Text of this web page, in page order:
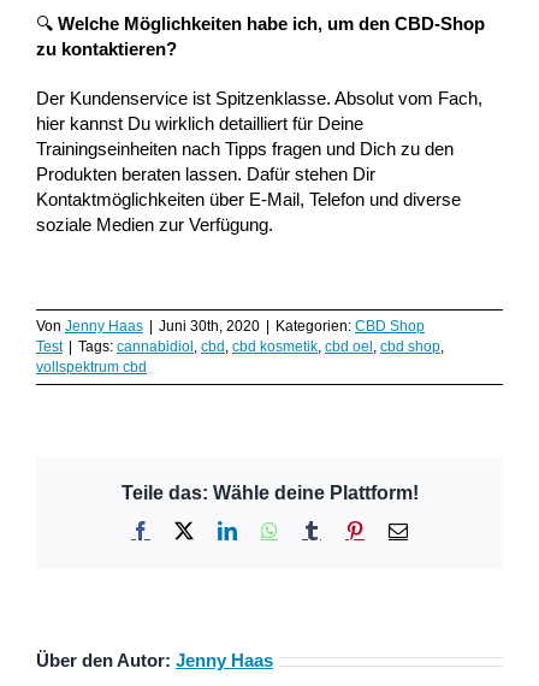
🔍 Welche Möglichkeiten habe ich, um den CBD-Shop
zu kontaktieren?
Der Kundenservice ist Spitzenklasse. Absolut vom Fach,
hier kannst Du wirklich detailliert für Deine
Trainingseinheiten nach Tipps fragen und Dich zu den
Produkten beraten lassen. Dafür stehen Dir
Kontaktmöglichkeiten über E-Mail, Telefon und diverse
soziale Medien zur Verfügung.
Von Jenny Haas | Juni 30th, 2020 | Kategorien: CBD Shop
Test | Tags: cannabidiol cbd cbd kosmetik cbd oel cbd shop
vollspektrum cbd
Teile das: Wähle deine Plattform!
Facebook LinkedInWhatsApp
Tumblr Pinterest
E-
Über den Autor: Jenny Haas